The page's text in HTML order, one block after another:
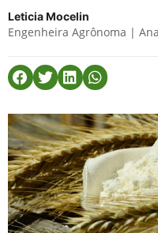
Leticia Mocelin
Engenheira Agrônoma |